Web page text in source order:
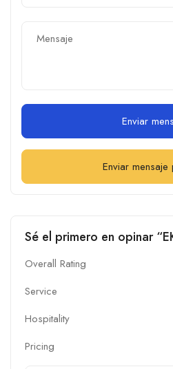
Enviar
Enviar
Sé el primero en opinar
Overall Rating
Service
Hospitality
Pricing